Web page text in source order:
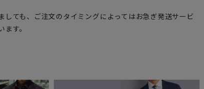
ても、ご注文のタイミングによってはお急ぎ発送サービ
す。